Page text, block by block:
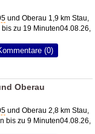
und Oberau 1,9 km Stau,
zu 19 Minuten04.08.26,
(0)
Oberau
und Oberau 2,8 km Stau,
bis zu 9 Minuten04.08.26,